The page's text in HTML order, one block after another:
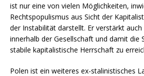
ist nur eine von vielen Möglichkeiten,
Rechtspopulismus aus Sicht der
der Instabilität darstellt. Er verstärkt
innerhalb der Gesellschaft und damit die
stabile kapitalistische Herrschaft zu
Polen ist ein weiteres ex-stalinistisches